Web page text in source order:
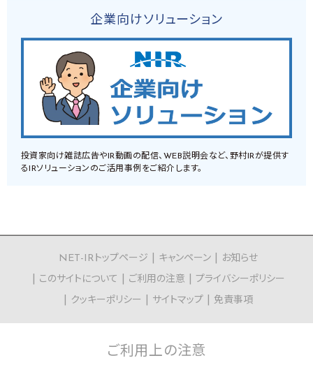
企業向けソリューション
投資家向け雑誌広告やIR動画の配信、WEB説明会など、野村IRが提供す
るIRソリューションのご活用事例をご紹介します。
NET-IRトップページ キャンペーン
お知らせ
このサイトについて
ご利用の注意
プライバシーポリシー
クッキーポリシー
サイトマップ 免責事項
ご利用上の注意